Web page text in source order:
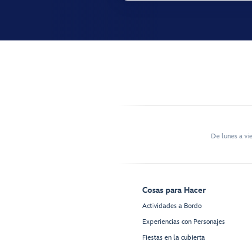
De lunes a
Cosas para Hacer
Actividades a Bordo
Experiencias con Personajes
Fiestas en la cubierta